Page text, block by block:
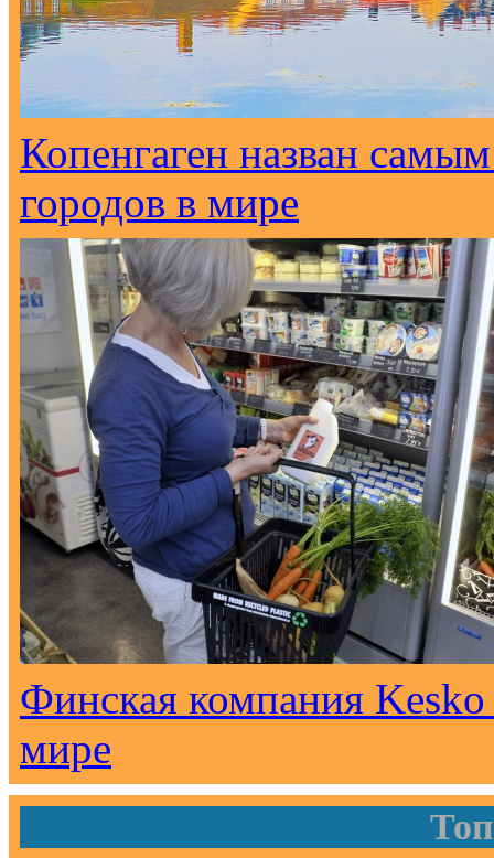
Копенгаген назван
городов в мире
Финская компания
мире